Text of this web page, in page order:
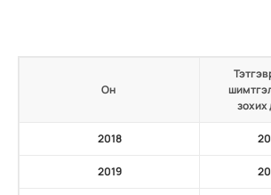
Он
зохих
2018
2019